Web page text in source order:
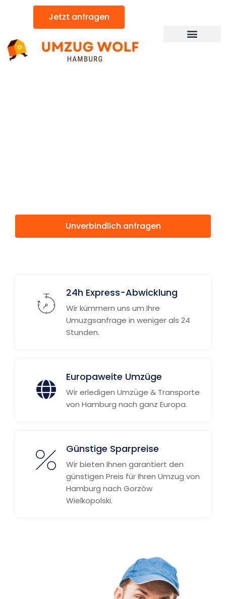
Jetzt anfragen
Unverbindlich anfragen
24h Express-Abwicklung
Wir kümmern uns um Ihre
Umuzgsanfrage in weniger als 24
Stunden.
Europaweite Umzüge
Wir erledigen Umzüge & Transporte
von Hamburg nach ganz Europa.
Günstige Sparpreise
Wir bieten Ihnen garantiert den
günstigen Preis für Ihren Umzug von
Hamburg nach Gorzów
Wielkopolski.